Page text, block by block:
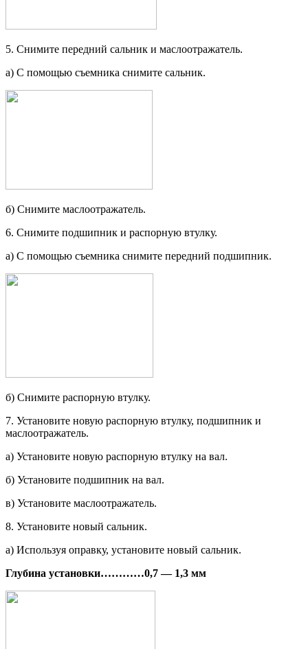
5. Снимите передний сальник и маслоотражатель.
а) С помощью съемника снимите сальник.
б) Снимите маслоотражатель.
6. Снимите подшипник и распорную втулку.
а) С помощью съемника снимите передний подшипник.
б) Снимите распорную втулку.
7. Установите новую распорную втул­ку, подшипник и
маслоотражатель.
а) Установите новую распорную втулку на вал.
б) Установите подшипник на вал.
в) Установите маслоотражатель.
8. Установите новый сальник.
а) Используя оправку, установите новый сальник.
Глубина установки…………0,7 — 1,3 мм